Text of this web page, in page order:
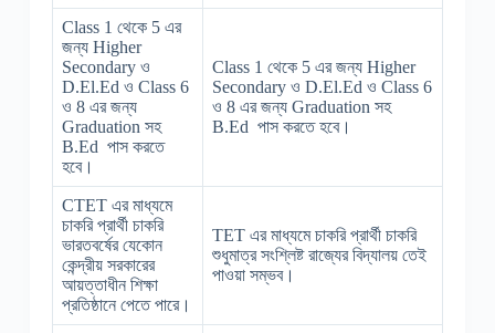
Class 1 থেকে 5 এর
জন্য Higher
Secondary ও
D.El.Ed ও Class 6
ও 8 এর জন্য
Graduation সহ
B.Ed পাস করতে
হবে।
Class 1 থেকে 5 এর জন্য Higher
Secondary ও D.El.Ed ও Class 6
ও 8 এর জন্য Graduation সহ
B.Ed পাস করতে হবে।
CTET এর মাধ্যমে
চাকরি প্রার্থী চাকরি
ভারতবর্ষের যেকোন
কেন্দ্রীয় সরকারের
আয়ত্তাধীন শিক্ষা
প্রতিষ্ঠানে পেতে পারে।
TET এর মাধ্যমে চাকরি প্রার্থী চাকরি
শুধুমাত্র সংশ্লিষ্ট রাজ্যের বিদ্যালয় তেই
পাওয়া সম্ভব।